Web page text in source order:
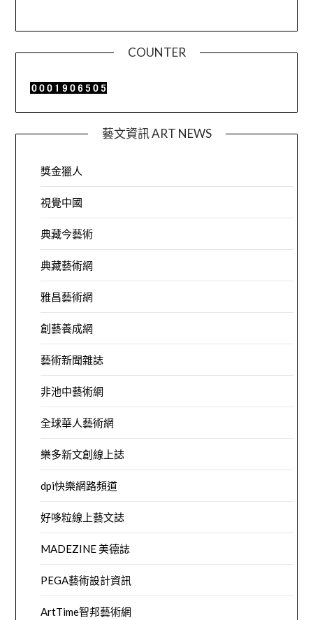
COUNTER
藝文資訊 ART NEWS
獎金獵人
視覺中國
典藏今藝術
典藏藝術網
雅昌藝術網
創藝養成網
藝術新聞雜誌
非池中藝術網
全球華人藝術網
樂多新文創線上誌
dpi快樂網路頻道
好哆粒線上藝文誌
MADEZINE 美德誌
PEGA藝術設計資訊
ArtTime智邦藝術網